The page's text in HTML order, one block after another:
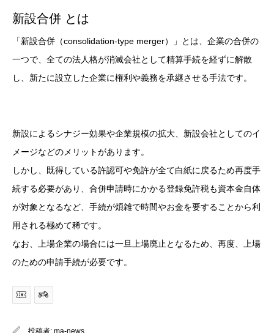
新設合併 とは
「新設合併（consolidation-type merger）」とは、企業の合併の
一つで、全ての法人格が消滅会社として精算手続を経ずに解散
し、新たに設立した企業に権利や義務を承継させる手法です。
新設によるシナジー効果や企業規模の拡大、新設会社としてのイ
メージなどのメリットがあります。
しかし、既得している許認可や免許が全て白紙に戻るため再度手
続する必要があり、合併申請時にかかる登録免許税も資本金自体
が対象となるなど、手続が煩雑で時間やお金を要することから利
用される極めて稀です。
なお、上場企業の場合には一旦上場廃止となるため、再度、上場
のための申請手続が必要です。
投稿者: ma-news